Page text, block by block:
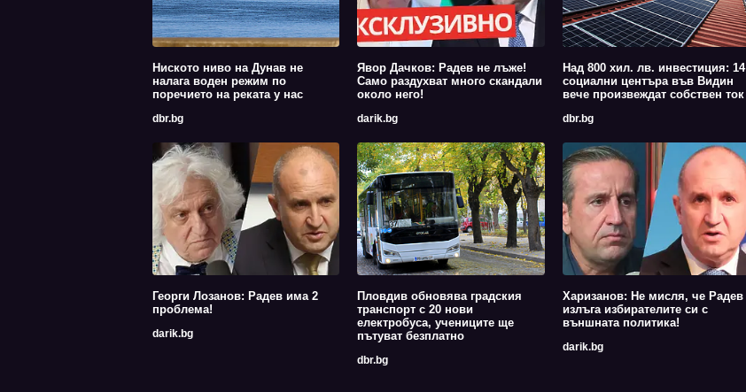
Ниското ниво на Дунав не
налага воден режим по
поречието на реката у нас
dbr.bg
Явор Дачков: Радев не лъже!
Само раздухват много скандали
около него!
darik.bg
Над 800 хил. лв. инвестиция: 14
социални центъра във Видин
вече произвеждат собствен ток
dbr.bg
Георги Лозанов: Радев има 2
проблема!
darik.bg
Пловдив обновява градския
транспорт с 20 нови
електробуса, учениците ще
пътуват безплатно
dbr.bg
Харизанов: Не мисля, че Радев
излъга избирателите си с
външната политика!
darik.bg